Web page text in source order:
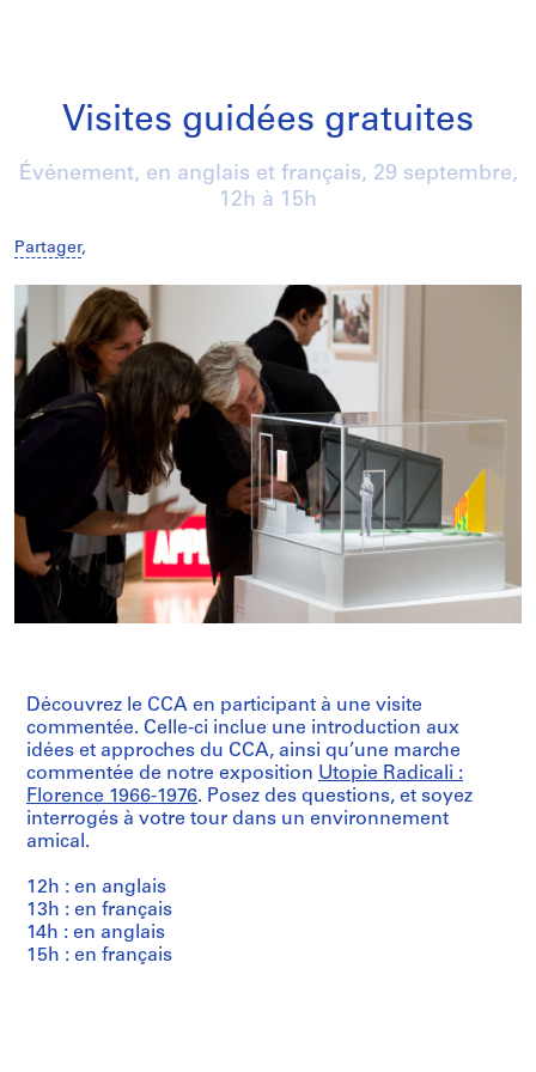
Visites guidées gratuites
Événement, en anglais et français, 29 septembre,
12h à 15h
Partager,
Découvrez le CCA en participant à une visite
commentée. Celle-ci inclue une introduction aux
idées et approches du CCA, ainsi qu’une marche
commentée de notre exposition Utopie Radicali :
Florence 1966-1976. Posez des questions, et soyez
interrogés à votre tour dans un environnement
amical.
12h : en anglais
13h : en français
14h : en anglais
15h : en français